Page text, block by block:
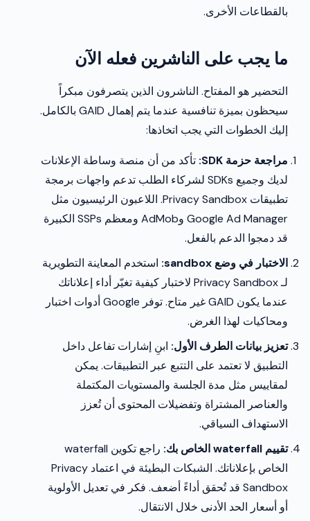
بالقطاعات الأخرى.
ما يجب على الناشرين فعله الآن
التحضير هو المفتاح. الناشرون الذين يتصرفون مبكراً
سيحظون بميزة تنافسية عندما يتم إهمال GAID بالكامل.
إليك الخطوات التي يجب اتخاذها:
مراجعة حزمة SDK:
تأكد من أن منصة وساطة الإعلانات
لديك وجميع SDKs لشركاء الطلب تدعم واجهات برمجة
تطبيقات Privacy Sandbox. اللاعبون الرئيسيون مثل
Google Ad Manager وAdMob ومعظم SSPs الكبيرة
قد دمجوا الدعم بالفعل.
الاختبار في وضع sandbox:
استخدم المعاينة التطويرية
لـ Privacy Sandbox لاختبار كيفية تغيّر أداء إعلاناتك
عندما يكون GAID غير متاح. توفر Google أدوات اختبار
ومحاكيات لهذا الغرض.
تعزيز بيانات الطرف الأول: ابنِ إشارات تفاعل داخل
التطبيق لا تعتمد على التتبع عبر التطبيقات. يمكن
لمقاييس مثل مدة الجلسة والمستويات المكتملة
والعناصر المشتراة وتفضيلات المحتوى أن تُعزز
الاستهداف السياقي.
تقييم waterfall الخاص بك:
راجع تكوين waterfall
الخاص بإعلاناتك. الشبكات البطيئة في اعتماد Privacy
Sandbox قد تُحقق أداءً أضعف. فكر في تعديل الأولوية
أو أسعار الحد الأدنى خلال الانتقال.